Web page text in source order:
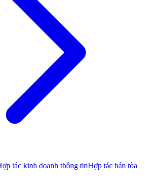
tác kinh doanh thông tinHợp tác bán tòa